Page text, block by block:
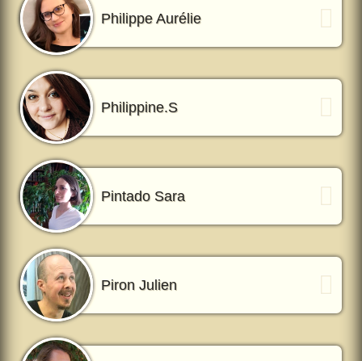
Philippe Aurélie
Philippine.S
Pintado Sara
Piron Julien